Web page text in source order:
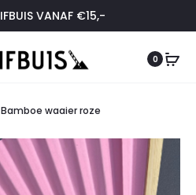
VANAF €15,-
0
Bamboe waaier roze